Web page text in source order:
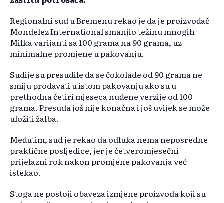
Regionalni sud u Bremenu rekao je da je proizvođač
Mondelez International smanjio težinu mnogih
Milka varijanti sa 100 grama na 90 grama, uz
minimalne promjene u pakovanju.
Sudije su presudile da se čokolade od 90 grama ne
smiju prodavati u istom pakovanju ako su u
prethodna četiri mjeseca nuđene verzije od 100
grama. Presuda još nije konačna i još uvijek se može
uložiti žalba.
Međutim, sud je rekao da odluka nema neposredne
praktične posljedice, jer je četveromjesečni
prijelazni rok nakon promjene pakovanja već
istekao.
Stoga ne postoji obaveza izmjene proizvoda koji su